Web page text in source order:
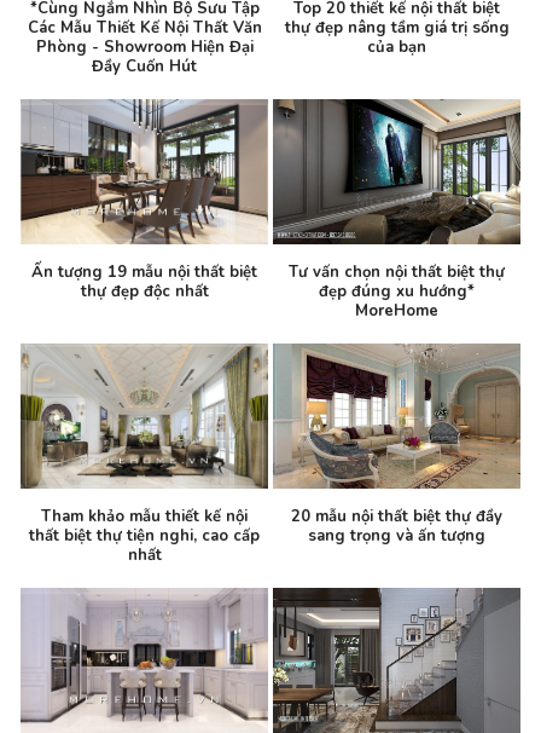
*Cùng Ngắm Nhìn Bộ Sưu Tập
Các Mẫu Thiết Kế Nội Thất Văn
Phòng - Showroom Hiện Đại
Đầy Cuốn Hút
Top 20 thiết kế nội thất biệt
thự đẹp nâng tầm giá trị sống
của bạn
Ấn tượng 19 mẫu nội thất biệt
thự đẹp độc nhất
Tư vấn chọn nội thất biệt thự
đẹp đúng xu hướng*
MoreHome
Tham khảo mẫu thiết kế nội
thất biệt thự tiện nghi, cao cấp
nhất
20 mẫu nội thất biệt thự đầy
sang trọng và ấn tượng